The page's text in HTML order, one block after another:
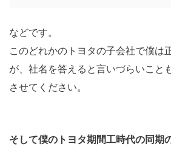
などです。
このどれかのトヨタの子会社で僕は
が、社名を答えると言いづらいこと
させてください。
そして僕のトヨタ期間工時代の同期